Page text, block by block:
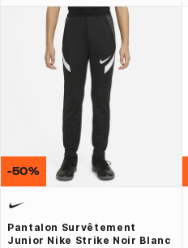
Pantalon Survêtement
Junior Nike Strike Noir Blanc
-50%